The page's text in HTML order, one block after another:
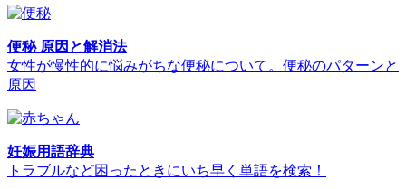
便秘 原因と解消法
女性が慢性的に悩みがちな便秘について。便秘のパターンと
原因
妊娠用語辞典
トラブルなど困ったときにいち早く単語を検索！